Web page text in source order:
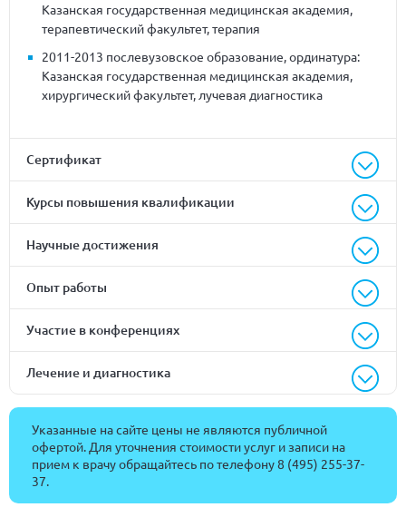
Казанская государственная медицинская академия,
терапевтический факультет, терапия
2011-2013 послевузовское образование, ординатура:
Казанская государственная медицинская академия,
хирургический факультет, лучевая диагностика
Сертификат
Курсы повышения квалификации
Научные достижения
Опыт работы
Участие в конференциях
Лечение и диагностика
Указанные на сайте цены не являются публичной
офертой. Для уточнения стоимости услуг и записи на
прием к врачу обращайтесь по телефону8 (495) 255-37-
37.